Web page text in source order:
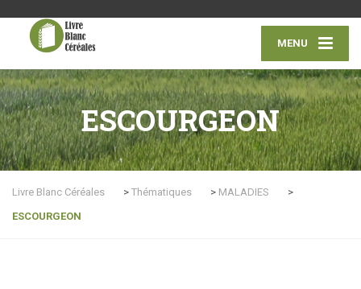
MENU
ESCOURGEON
Livre Blanc Céréales > Thématiques > MALADIES
>
ESCOURGEON